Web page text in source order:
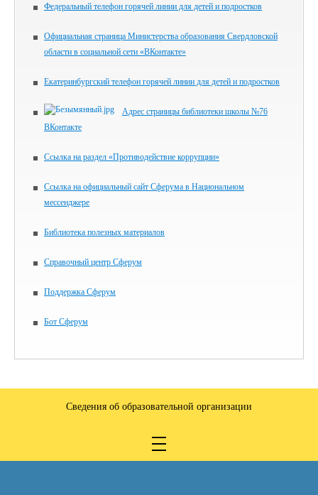
Федеральный телефон горячей линии для детей и подростков
Официальная страница Министерства образования Свердловской
области в социальной сети «ВКонтакте»
Екатеринбургский телефон горячей линии для детей и подростков
Адрес страницы библиотеки школы №76
ВКонтакте
Ссылка на раздел «Противодействие коррупции»
Ссылка на официальный сайт Сферума в Национальном
мессенджере
Библиотека полезных материалов
Справочный центр Сферум
Поддержка Сферум
Бот Сферум
Сведения об образовательной организации